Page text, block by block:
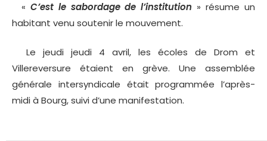
« C’est le sabordage de l’institution » résume un
habitant venu soutenir le mouvement.
Le jeudi jeudi 4 avril, les écoles de Drom et
Villereversure étaient en grève. Une assemblée
générale intersyndicale était programmée l’après-
midi à Bourg, suivi d’une manifestation.